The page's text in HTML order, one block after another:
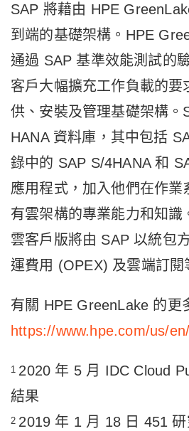
SAP 將藉由 HPE
到端的基礎架構。HPE
通過 SAP 基準效能測試的
客戶大幅擴充工作負載的要
供、安裝及管理基礎架構。
HANA 資料庫，其中包括
錄中的 SAP S/4HANA 和
應用程式，加入他們在作業
有雲架構的專業能力和知識
雲客戶版將由 SAP 以統包
運費用 (OPEX) 及雲端訂閱
有關 HPE GreenLake 的更
https://www.hpe.com/us/
1 2020 年 5 月 IDC Cloud
結果
2 2019 年 1 月 18 日 451